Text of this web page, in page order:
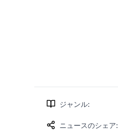
ジャンル:
ニュースのシェア: